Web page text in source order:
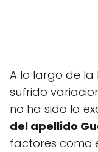
A lo largo de la
sufrido
no ha sido la
del apellido
factores como